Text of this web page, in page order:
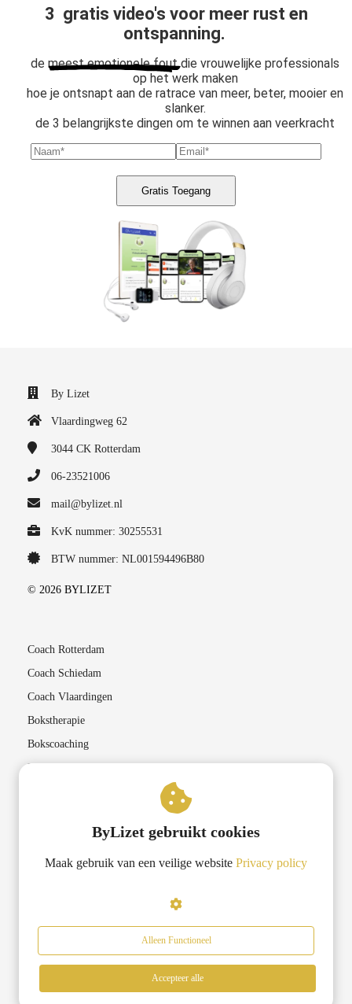
3 gratis video's voor meer rust en
ontspanning.
demeest emotionele foutdie vrouwelijke professionals
op het werk maken
hoe je ontsnapt aan de ratrace van meer, beter, mooier en
slanker.
de 3 belangrijkste dingen om te winnen aan veerkracht
Gratis Toegang
By Lizet
Vlaardingweg 62
3044 CK Rotterdam
06-23521006
mail@bylizet.nl
KvK nummer: 30255531
BTW nummer: NL001594496B80
© 2026 BYLIZET
Coach Rotterdam
Coach Schiedam
Coach Vlaardingen
Bokstherapie
Bokscoaching
Lichaamsgerichte therapieën
Lifecoach Rotterdam
Transformatiecoaching Rotterdam
Loopbaan coach Rotterdam
ByLizet gebruikt cookies
Maak gebruik van een veilige website Privacy policy
Alleen Functioneel
Accepteer alle